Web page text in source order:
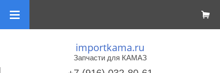
importkama.ru
Запчасти для КАМАЗ